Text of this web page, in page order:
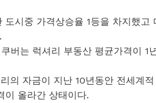
시중 가격상승율 1등을 차지했고
버는 럭셔리 부동산 평균가격이 1
의 자금이 지난 10년동안 전세계적
이 올라간 상태이다.